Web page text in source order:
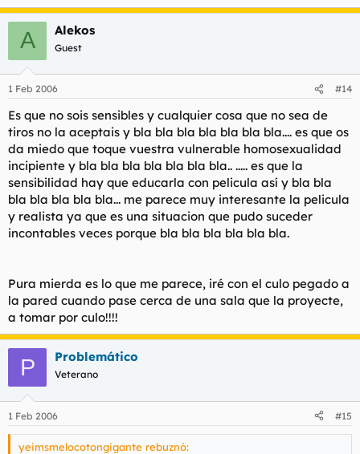
A Alekos
Guest
1 Feb 2006 #14
Es que no sois sensibles y cualquier cosa que no sea de
tiros no la aceptais y bla bla bla bla bla bla bla.... es que os
da miedo que toque vuestra vulnerable homosexualidad
incipiente y bla bla bla bla bla bla bla.. ..... es que la
sensibilidad hay que educarla con pelicula así y bla bla
bla bla bla bla bla... me parece muy interesante la pelicula
y realista ya que es una situacion que pudo suceder
incontables veces porque bla bla bla bla bla bla.
Pura mierda es lo que me parece, iré con el culo pegado a
la pared cuando pase cerca de una sala que la proyecte,
a tomar por culo!!!!
P Problemático
Veterano
1 Feb 2006 #15
yeimsmelocotongigante rebuznó: